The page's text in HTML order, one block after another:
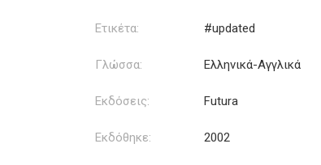
Ετικέτα: #updated
Γλώσσα: Ελληνικά-Αγγλικά
Εκδόσεις: Futura
Εκδόθηκε: 2002